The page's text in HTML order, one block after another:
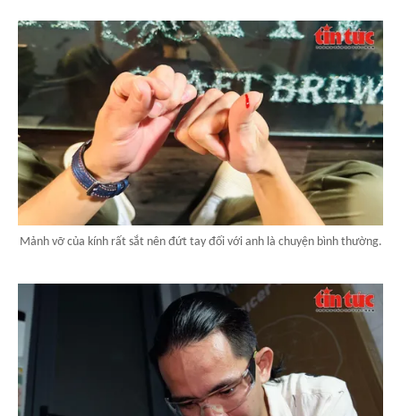
Mảnh vỡ của kính rất sắt nên đứt tay đối với anh là chuyện bình thường.